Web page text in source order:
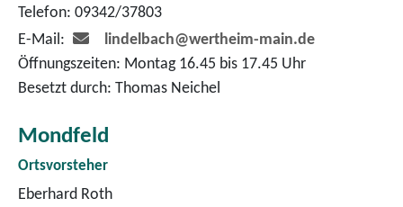
Telefon: 09342/37803
E-Mail:
lindelbach@wertheim-main.de
Öffnungszeiten: Montag 16.45 bis 17.45 Uhr
Besetzt durch: Thomas Neichel
Mondfeld
Ortsvorsteher
Eberhard Roth